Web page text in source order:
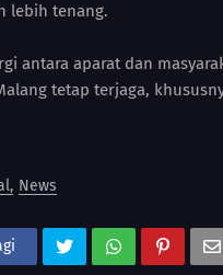
lebih tenang.
antara aparat dan
tetap terjaga,
News